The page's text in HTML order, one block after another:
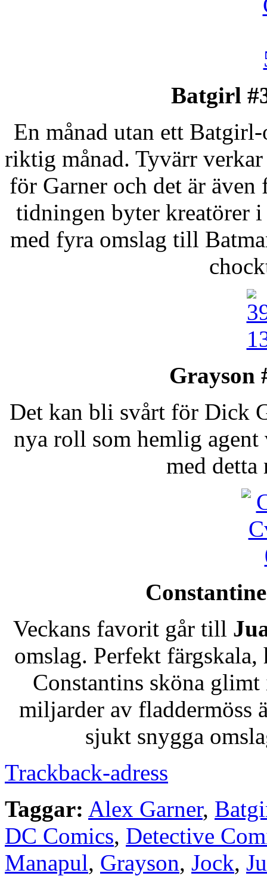
Batgirl
En månad utan ett
riktig månad. Tyvärr verkar
för Garner och det är
tidningen byter kreatörer
med fyra omslag till
Grayson
Det kan bli svårt för Dick
nya roll som hemlig
med detta
Veckans favorit går till
omslag. Perfekt
Constantins sköna
miljarder av fladdermöss
sjukt snygga
Trackback-adress
Taggar: Alex Garner,
DC Comics, Detective
Manapul, Grayson, Jock,